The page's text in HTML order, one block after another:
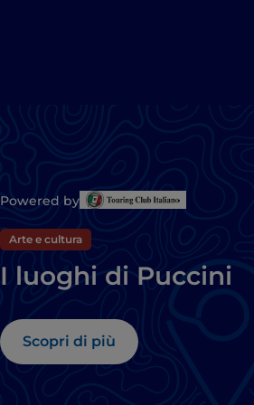
Powered by
Arte e cultura
I luoghi di Puccini
Scopri di più